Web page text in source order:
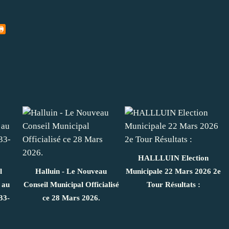
au
Halluin - Le Nouveau
Conseil Municipal Officialisé
ce 28 Mars 2026.
HALLLUIN Election
Municipale 22 Mars 2026 2e
Tour Résultats :